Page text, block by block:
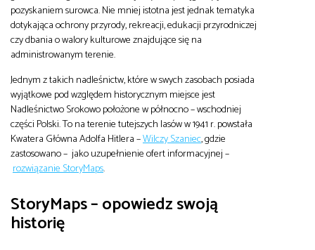
pozyskaniem surowca. Nie mniej istotna jest jednak tematyka
dotykająca ochrony przyrody, rekreacji, edukacji przyrodniczej
czy dbania o walory kulturowe znajdujące się na
administrowanym terenie.
Jednym z takich nadleśnictw, które w swych zasobach posiada
wyjątkowe pod względem historycznym miejsce jest
Nadleśnictwo Srokowo położone w północno – wschodniej
części Polski. To na terenie tutejszych lasów w 1941 r. powstała
Kwatera Główna Adolfa Hitlera –Wilczy Szaniec, gdzie
zastosowano – jako uzupełnienie ofert informacyjnej –
rozwiązanie StoryMaps.
StoryMaps – opowiedz swoją
historię